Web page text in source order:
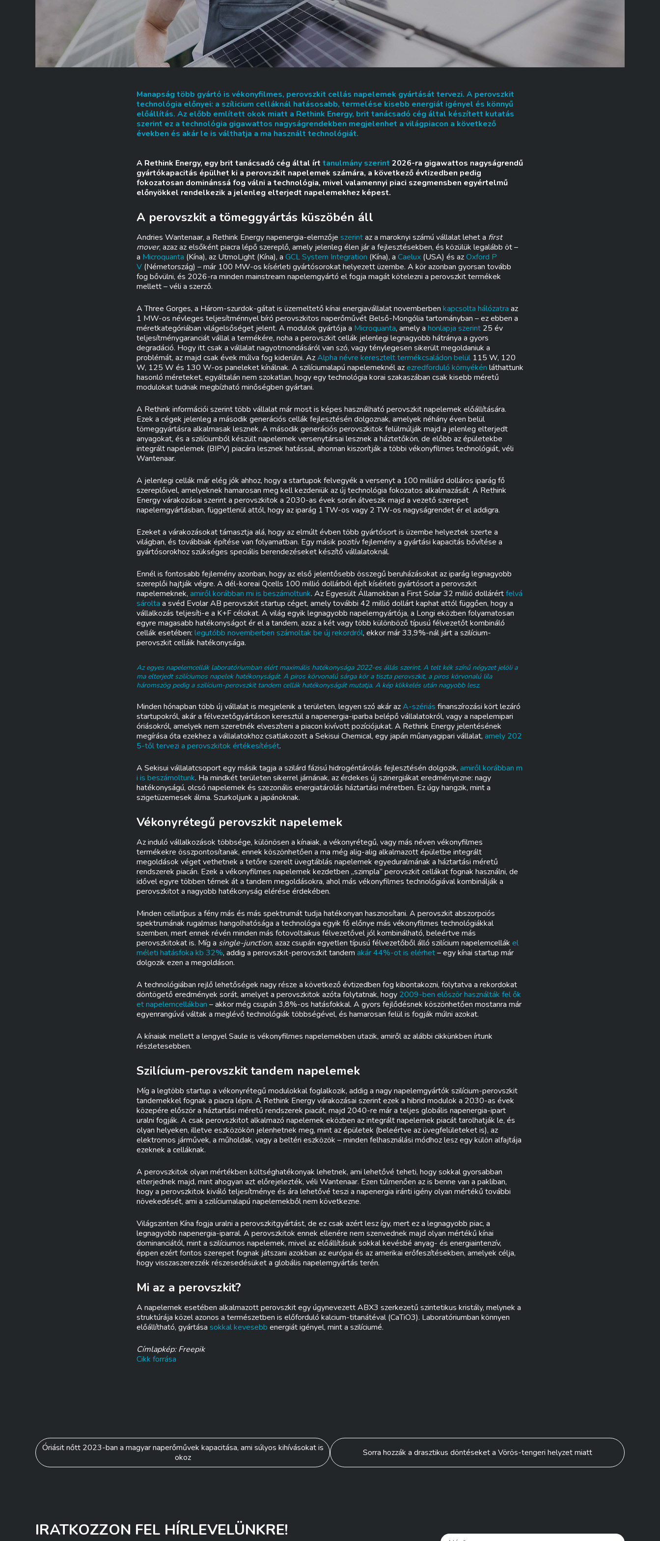
Manapság több gyártó is vékonyfilmes, perovszkit cellás napelemek gyártását tervezi. A perovszkit
technológia előnyei: a szílicium celláknál hatásosabb, termelése kisebb energiát igényel és könnyű
előállítás. Az előbb említett okok miatt a Rethink Energy, brit tanácsadó cég által készített kutatás
szerint ez a technológia gigawattos nagyságrendekben megjelenhet a világpiacon a következő
években és akár le is válthatja a ma használt technológiát.
A Rethink Energy, egy brit tanácsadó cég által írt tanulmány szerint 2026-ra gigawattos nagyságrendű
gyártókapacitás épülhet ki a perovszkit napelemek számára, a következő évtizedben pedig
fokozatosan dominánssá fog válni a technológia, mivel valamennyi piaci szegmensben egyértelmű
előnyökkel rendelkezik a jelenleg elterjedt napelemekhez képest.
A perovszkit a tömeggyártás küszöbén áll
Andries Wantenaar, a Rethink Energy napenergia-elemzője szerintaz a maroknyi számú vállalat lehet a first
mover, azaz az elsőként piacra lépő szereplő, amely jelenleg élen jár a fejlesztésekben, és közülük legalább öt –
a Microquanta (Kína), az UtmoLight (Kína), a GCL System Integration (Kína), a Caelux (USA) és azOxford P
V (Németország) – már 100 MW-os kísérleti gyártósorokat helyezett üzembe. A kör azonban gyorsan tovább
fog bővülni, és 2026-ra minden mainstream napelemgyártó el fogja magát kötelezni a perovszkit termékek
mellett – véli a szerző.
A Three Gorges, a Három-szurdok-gátat is üzemeltető kínai energiavállalat novemberben kapcsolta hálózatra az
1 MW-os névleges teljesítménnyel bíró perovszkitos naperőművét Belső-Mongólia tartományban – ez ebben a
méretkategóriában világelsőséget jelent. A modulok gyártója a Microquanta, amely a honlapja szerint 25 év
teljesítménygaranciát vállal a termékére, noha a perovszkit cellák jelenlegi legnagyobb hátránya a gyors
degradáció. Hogy itt csak a vállalat nagyotmondásáról van szó, vagy ténylegesen sikerült megoldaniuk a
problémát, az majd csak évek múlva fog kiderülni. AzAlpha névre keresztelt termékcsaládon belül 115 W, 120
W, 125 W és 130 W-os paneleket kínálnak. A szilíciumalapú napelemeknél azezredforduló környékén láthattunk
hasonló méreteket, egyáltalán nem szokatlan, hogy egy technológia korai szakaszában csak kisebb méretű
modulokat tudnak megbízható minőségben gyártani.
A Rethink információi szerint több vállalat már most is képes használható perovszkit napelemek előállítására.
Ezek a cégek jelenleg a második generációs cellák fejlesztésén dolgoznak, amelyek néhány éven belül
tömeggyártásra alkalmasak lesznek. A második generációs perovszkitok felülmúlják majd a jelenleg elterjedt
anyagokat, és a szilíciumból készült napelemek versenytársai lesznek a háztetőkön, de előbb az épületekbe
integrált napelemek (BIPV) piacára lesznek hatással, ahonnan kiszorítják a többi vékonyfilmes technológiát, véli
Wantenaar.
A jelenlegi cellák már elég jók ahhoz, hogy a startupok felvegyék a versenyt a 100 milliárd dolláros iparág fő
szereplőivel, amelyeknek hamarosan meg kell kezdeniük az új technológia fokozatos alkalmazását. A Rethink
Energy várakozásai szerint a perovszkitok a 2030-as évek során átveszik majd a vezető szerepet
napelemgyártásban, függetlenül attól, hogy az iparág 1 TW-os vagy 2 TW-os nagyságrendet ér el addigra.
Ezeket a várakozásokat támasztja alá, hogy az elmúlt évben több gyártósort is üzembe helyeztek szerte a
világban, és továbbiak építése van folyamatban. Egy másik pozitív fejlemény a gyártási kapacitás bővítése a
gyártósorokhoz szükséges speciális berendezéseket készítő vállalatoknál.
Ennél is fontosabb fejlemény azonban, hogy az első jelentősebb összegű beruházásokat az iparág legnagyobb
szereplői hajtják végre. A dél-koreai Qcells 100 millió dollárból épít kísérleti gyártósort a perovszkit
napelemeknek, amiről korábban mi is beszámoltunk. Az Egyesült Államokban a First Solar 32 millió dollárértfelvá
sárolta a svéd Evolar AB perovszkit startup céget, amely további 42 millió dollárt kaphat attól függően, hogy a
vállalkozás teljesíti-e a K+F célokat. A világ egyik legnagyobb napelemgyártója, a Longi eközben folyamatosan
egyre magasabb hatékonyságot ér el a tandem, azaz a két vagy több különböző típusú félvezetőt kombináló
cellák esetében: legutóbb novemberben számoltak be új rekordról, ekkor már 33,9%-nál járt a szilícium-
perovszkit celláik hatékonysága.
Az egyes napelemcellák laboratóriumban elért maximális hatékonysága 2022-es állás szerint. A telt kék színű négyzet jelöli a
ma elterjedt szilíciumos napelek hatékonyságát. A piros körvonalú sárga kör a tiszta perovszkit, a piros körvonalú lila
háromszög pedig a szilícium-perovszkit tandem cellák hatékonyságát mutatja. A kép klikkelés után nagyobb lesz.
Minden hónapban több új vállalat is megjelenik a területen, legyen szó akár azA-szériás finanszírozási kört lezáró
startupokról, akár a félvezetőgyártáson keresztül a napenergia-iparba belépő vállalatokról, vagy a napelemipari
óriásokról, amelyek nem szeretnék elveszíteni a piacon kivívott pozíciójukat. A Rethink Energy jelentésének
megírása óta ezekhez a vállalatokhoz csatlakozott a Sekisui Chemical, egy japán műanyagipari vállalat, amely 202
5-től tervezi a perovszkitok értékesítését.
A Sekisui vállalatcsoport egy másik tagja a szilárd fázisú hidrogéntárolás fejlesztésén dolgozik, amiről korábban m
i is beszámoltunk. Ha mindkét területen sikerrel járnának, az érdekes új szinergiákat eredményezne: nagy
hatékonyságú, olcsó napelemek és szezonális energiatárolás háztartási méretben. Ez úgy hangzik, mint a
szigetüzemesek álma. Szurkoljunk a japánoknak.
Vékonyrétegű perovszkit napelemek
Az induló vállalkozások többsége, különösen a kínaiak, a vékonyrétegű, vagy más néven vékonyfilmes
termékekre összpontosítanak, ennek köszönhetően a ma még alig-alig alkalmazott épületbe integrált
megoldások véget vethetnek a tetőre szerelt üvegtáblás napelemek egyeduralmának a háztartási méretű
rendszerek piacán. Ezek a vékonyfilmes napelemek kezdetben „szimpla” perovszkit cellákat fognak használni, de
idővel egyre többen térnek át a tandem megoldásokra, ahol más vékonyfilmes technológiával kombinálják a
perovszkitot a nagyobb hatékonyság elérése érdekében.
Minden cellatípus a fény más és más spektrumát tudja hatékonyan hasznosítani. A perovszkit abszorpciós
spektrumának rugalmas hangolhatósága a technológia egyik fő előnye más vékonyfilmes technológiákkal
szemben, mert ennek révén minden más fotovoltaikus félvezetővel jól kombinálható, beleértve más
perovszkitokat is. Míg a single-junction, azaz csupán egyetlen típusú félvezetőből álló szilícium napelemcellák el
méleti hatásfoka kb 32%, addig a perovszkit-perovszkit tandem akár 44%-ot is elérhet– egy kínai startup már
dolgozik ezen a megoldáson.
A technológiában rejlő lehetőségek nagy része a következő évtizedben fog kibontakozni, folytatva a rekordokat
döntögető eredmények sorát, amelyet a perovszkitok azóta folytatnak, hogy 2009-ben először használták fel ők
et napelemcellákban – akkor még csupán 3,8%-os hatásfokkal. A gyors fejlődésnek köszönhetően mostanra már
egyenrangúvá váltak a meglévő technológiák többségével, és hamarosan felül is fogják múlni azokat.
A kínaiak mellett a lengyel Saule is vékonyfilmes napelemekben utazik, amiről az alábbi cikkünkben írtunk
részletesebben.
Szilícium-perovszkit tandem napelemek
Míg a legtöbb startup a vékonyrétegű modulokkal foglalkozik, addig a nagy napelemgyártók szilícium-perovszkit
tandemekkel fognak a piacra lépni. A Rethink Energy várakozásai szerint ezek a hibrid modulok a 2030-as évek
közepére először a háztartási méretű rendszerek piacát, majd 2040-re már a teljes globális napenergia-ipart
uralni fogják. A csak perovszkitot alkalmazó napelemek eközben az integrált napelemek piacát tarolhatják le, és
olyan helyeken, illetve eszközökön jelenhetnek meg, mint az épületek (beleértve az üvegfelületeket is), az
elektromos járművek, a műholdak, vagy a beltéri eszközök – minden felhasználási módhoz lesz egy külön alfajtája
ezeknek a celláknak.
A perovszkitok olyan mértékben költséghatékonyak lehetnek, ami lehetővé teheti, hogy sokkal gyorsabban
elterjednek majd, mint ahogyan azt előrejelezték, véli Wantenaar. Ezen túlmenően az is benne van a pakliban,
hogy a perovszkitok kiváló teljesítménye és ára lehetővé teszi a napenergia iránti igény olyan mértékű további
növekedését, ami a szilíciumalapú napelemekből nem következne.
Világszinten Kína fogja uralni a perovszkitgyártást, de ez csak azért lesz így, mert ez a legnagyobb piac, a
legnagyobb napenergia-iparral. A perovszkitok ennek ellenére nem szenvednek majd olyan mértékű kínai
dominanciától, mint a szilíciumos napelemek, mivel az előállításuk sokkal kevésbé anyag- és energiaintenzív,
éppen ezért fontos szerepet fognak játszani azokban az európai és az amerikai erőfeszítésekben, amelyek célja,
hogy visszaszerezzék részesedésüket a globális napelemgyártás terén.
Mi az a perovszkit?
A napelemek esetében alkalmazott perovszkit egy úgynevezett ABX3 szerkezetű szintetikus kristály, melynek a
struktúrája közel azonos a természetben is előforduló kalcium-titanátéval (CaTiO3). Laboratóriumban könnyen
előállítható, gyártása sokkal kevesebb energiát igényel, mint a szilíciumé.
Címlapkép: Freepik
Cikk forrása
Bejegyzés
navigáció
Óriásit nőtt 2023-ban a magyar naperőművek kapacitása, ami súlyos kihívásokat is
okoz
Sorra hozzák a drasztikus döntéseket a Vörös-tengeri helyzet miatt
IRATKOZZON FEL HÍRLEVELÜNKRE!